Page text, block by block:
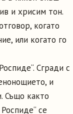
и хрисим тон.
когато
или когато го
Сгради с
и
Също както
се